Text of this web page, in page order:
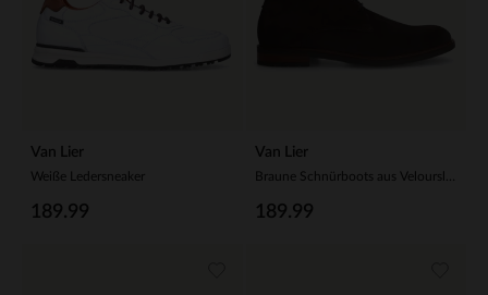
Van Lier
Weiße Ledersneaker
189.99
Van Lier
189.99